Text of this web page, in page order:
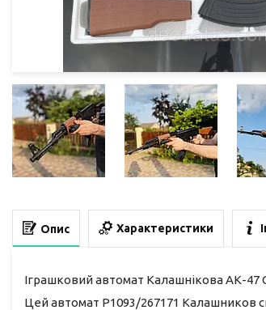
Опис Характеристики
Іграшковий автомат Калашнікова АК-47
Цей автомат Р1093/267171 Калашников